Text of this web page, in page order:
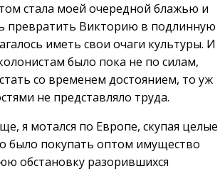
стала моей очередной блажью и
превратить Викторию в подлинную
иметь свои очаги культуры. И
было пока не по силам,
со временем достоянием, то уж
не представляло труда.
я мотался по Европе, скупая целые
было покупать оптом имущество
обстановку разорившихся